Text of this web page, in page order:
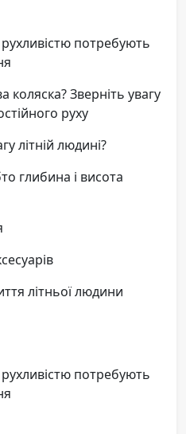
потребують
Зверніть увагу
руху
літній людині?
глибина і висота
літньої людини
потребують